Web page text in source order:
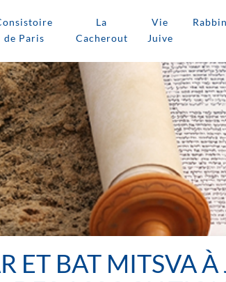
de Paris
La
Cacherout
Vie
Juive
ET BAT MITSVA